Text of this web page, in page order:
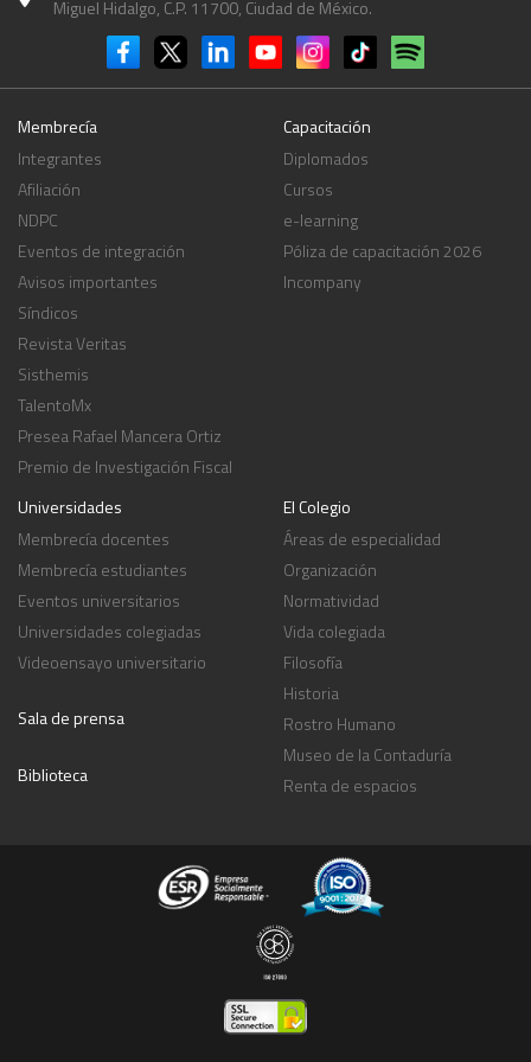
incertidumbre, la complejidad y la subjetividad de los métodos, hipótesis y
datos empleados. En cuanto a las confirmaciones externas, detalló los
requerimientos para mantener el control directo sobre el proceso de envío
y recepción, el tratamiento de las negativas de la administración y la
ejecución de procedimientos alternativos para la obtención de evidencia
fiable.
Miguel Hidalgo, C.P. 11700, Ciudad de México.
Membrecía
Integrantes
Afiliación
NDPC
Eventos de integración
Avisos importantes
Síndicos
Revista Veritas
Sisthemis
TalentoMx
Presea Rafael Mancera Ortiz
Premio de Investigación Fiscal
Capacitación
Diplomados
Cursos
e-learning
Póliza de capacitación 2026
Incompany
Universidades
Membrecía docentes
Membrecía estudiantes
Eventos universitarios
Universidades colegiadas
Videoensayo universitario
Sala de prensa
Biblioteca
El Colegio
Áreas de especialidad
Organización
Normatividad
Vida colegiada
Filosofía
Historia
Rostro Humano
Museo de la Contaduría
Renta de espacios